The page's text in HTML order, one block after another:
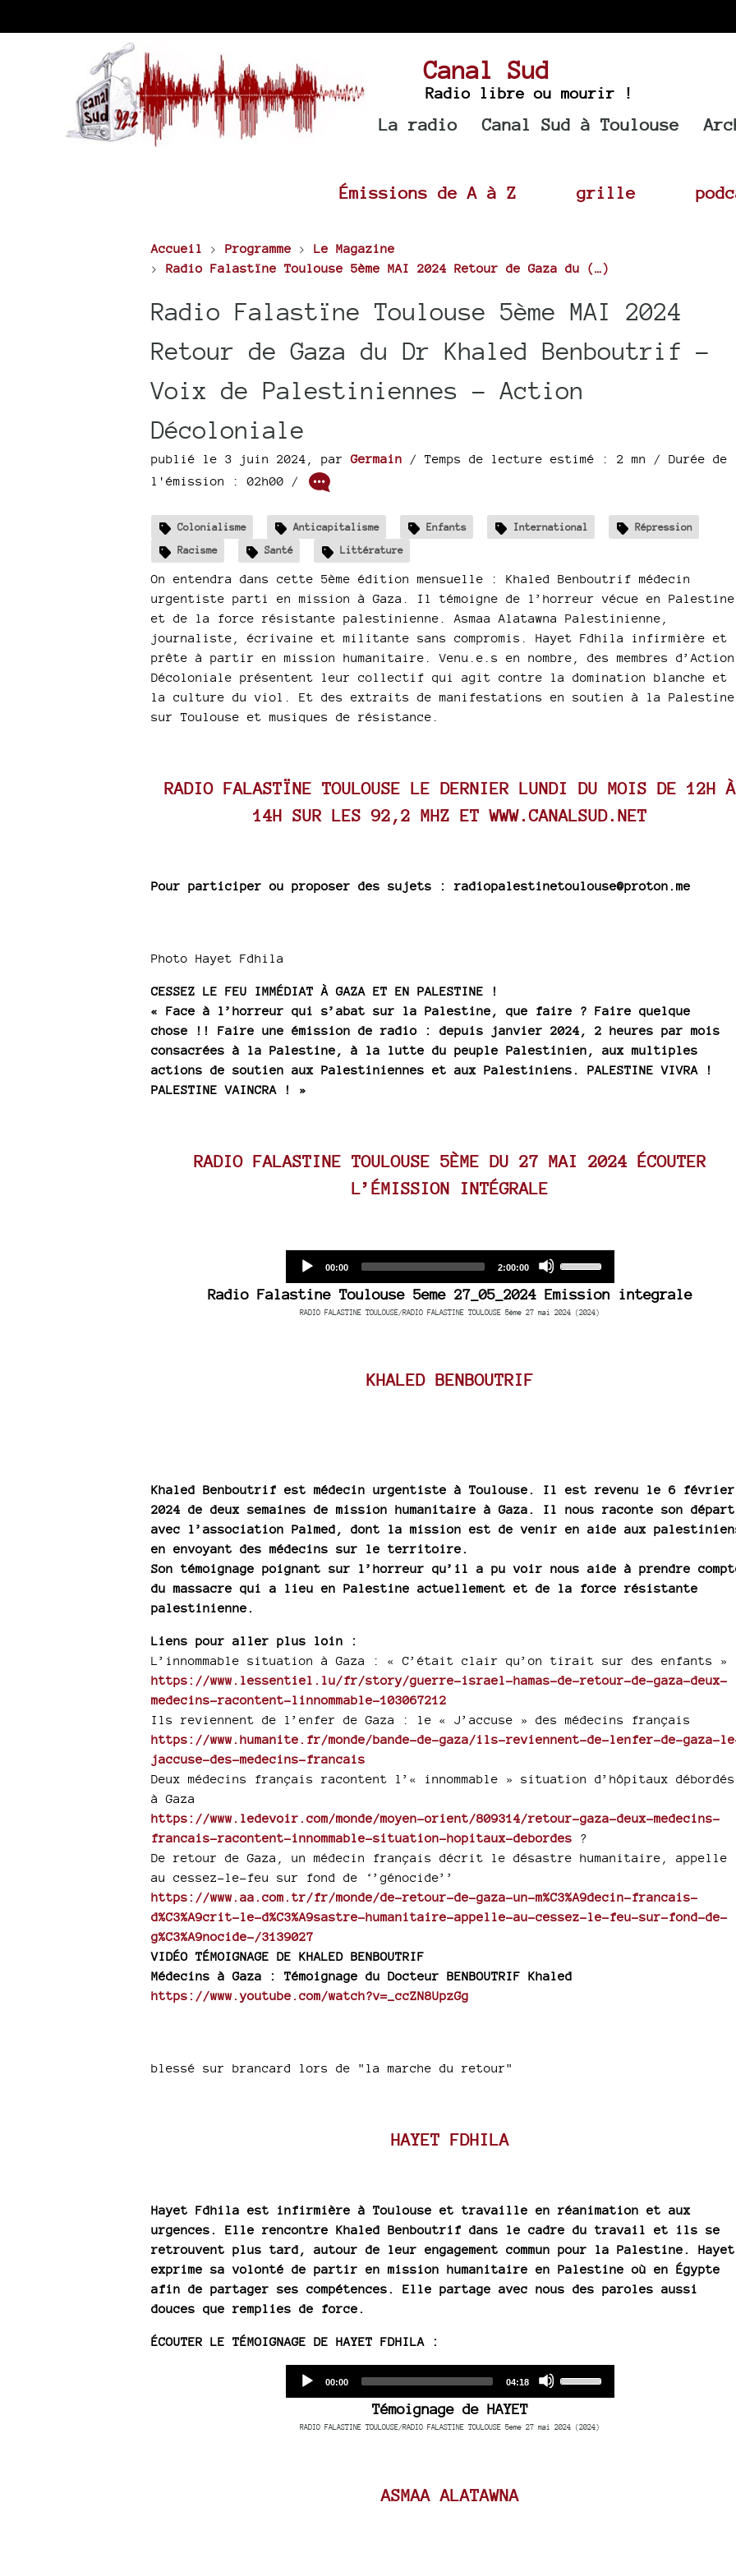
Canal Sud
Radio libre ou mourir !
La radio Canal Sud à Toulouse
Émissions de A à Z grille
Accueil > Programme > Le Magazine
> Radio Falastïne Toulouse 5ème MAI 2024 Retour de Gaza du (…)
Radio Falastïne Toulouse 5ème MAI 2024
Retour de Gaza du Dr Khaled Benboutrif -
Voix de Palestiniennes - Action
Décoloniale
publié le 3 juin 2024 parGermain / Temps de lecture estimé : 2 mn / Durée de
l'émission : 02h00 /
Colonialisme Anticapitalisme Enfants International
Répression
Racisme
Santé Littérature
On entendra dans cette 5ème édition mensuelle : Khaled Benboutrif médecin
urgentiste parti en mission à Gaza. Il témoigne de l’horreur vécue en Palestine
et de la force résistante palestinienne. Asmaa Alatawna Palestinienne,
journaliste, écrivaine et militante sans compromis. Hayet Fdhila infirmière et
prête à partir en mission humanitaire. Venu.e.s en nombre, des membres d’Action
Décoloniale présentent leur collectif qui agit contre la domination blanche et
la culture du viol. Et des extraits de manifestations en soutien à la Palestine
sur Toulouse et musiques de résistance.
RADIO FALASTÏNE TOULOUSE LE DERNIER LUNDI DU MOIS DE 12H À
14H SUR LES 92,2 MHZ ETWWW.CANALSUD.NET
Pour participer ou proposer des sujets : radiopalestinetoulouse@proton.me
Photo Hayet Fdhila
CESSEZ LE FEU IMMÉDIAT À GAZA ET EN PALESTINE !
« Face à l’horreur qui s’abat sur la Palestine, que faire ? Faire quelque
chose !! Faire une émission de radio : depuis janvier 2024, 2 heures par mois
consacrées à la Palestine, à la lutte du peuple Palestinien, aux multiples
actions de soutien aux Palestiniennes et aux Palestiniens. PALESTINE VIVRA !
PALESTINE VAINCRA ! »
RADIO FALASTINE TOULOUSE 5ÈME DU 27 MAI 2024 ÉCOUTER
L’ÉMISSION INTÉGRALE
Current
00:00
Total
2:00:00
Arrow
keys
Radio Falastine Toulouse 5eme 27_05_2024 Emission integrale
RADIO FALASTINE TOULOUSE/RADIO FALASTINE TOULOUSE 5ème 27 mai 2024 (2024)
KHALED BENBOUTRIF
Khaled Benboutrif est médecin urgentiste à Toulouse. Il est revenu le 6 février
2024 de deux semaines de mission humanitaire à Gaza. Il nous raconte son départ
avec l’association Palmed, dont la mission est de venir en aide aux
en envoyant des médecins sur le territoire.
Son témoignage poignant sur l’horreur qu’il a pu voir nous aide à prendre
du massacre qui a lieu en Palestine actuellement et de la force résistante
palestinienne.
Liens pour aller plus loin :
L’innommable situation à Gaza : « C’était clair qu’on tirait sur des enfants »
https://www.lessentiel.lu/fr/story/guerre-israel-hamas-de-retour-de-gaza-deux-
medecins-racontent-linnommable-103067212
Ils reviennent de l’enfer de Gaza : le « J’accuse » des médecins français
https://www.humanite.fr/monde/bande-de-gaza/ils-reviennent-de-lenfer-de-gaza-
jaccuse-des-medecins-francais
Deux médecins français racontent l’« innommable » situation d’hôpitaux débordés
à Gaza
https://www.ledevoir.com/monde/moyen-orient/809314/retour-gaza-deux-medecins-
francais-racontent-innommable-situation-hopitaux-debordes ?
De retour de Gaza, un médecin français décrit le désastre humanitaire, appelle
au cessez-le-feu sur fond de ‘’génocide’’
https://www.aa.com.tr/fr/monde/de-retour-de-gaza-un-m%C3%A9decin-francais-
d%C3%A9crit-le-d%C3%A9sastre-humanitaire-appelle-au-cessez-le-feu-sur-fond-de-
g%C3%A9nocide-/3139027
VIDÉO TÉMOIGNAGE DE KHALED BENBOUTRIF
Médecins à Gaza : Témoignage du Docteur BENBOUTRIF Khaled
https://www.youtube.com/watch?v=_ccZN8UpzGg
blessé sur brancard lors de "la marche du retour"
HAYET FDHILA
Hayet Fdhila est infirmière à Toulouse et travaille en réanimation et aux
urgences. Elle rencontre Khaled Benboutrif dans le cadre du travail et ils se
retrouvent plus tard, autour de leur engagement commun pour la Palestine. Hayet
exprime sa volonté de partir en mission humanitaire en Palestine où en Égypte
afin de partager ses compétences. Elle partage avec nous des paroles aussi
douces que remplies de force.
ÉCOUTER LE TÉMOIGNAGE DE HAYET FDHILA :
Audio
Current
00:00
Total
04:18
keys
Témoignage de HAYET
RADIO FALASTINE TOULOUSE/RADIO FALASTINE TOULOUSE 5eme 27 mai 2024 (2024)
ASMAA ALATAWNA